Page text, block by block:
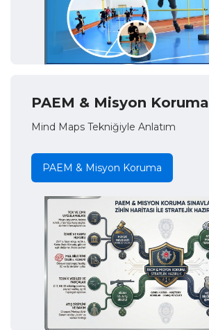
PAEM & Misyon Koruma
Mind Maps Tekniğiyle Anlatım
PAEM & Misyon Koruma